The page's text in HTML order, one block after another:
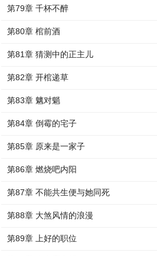
第79章 千杯不醉
第80章 棺前酒
第81章 猜测中的正主儿
第82章 开棺递草
第83章 魑对魈
第84章 倒霉的宅子
第85章 原来是一家子
第86章 燃烧吧内阳
第87章 不能共生便与她同死
第88章 大煞风情的浪漫
第89章 上好的职位